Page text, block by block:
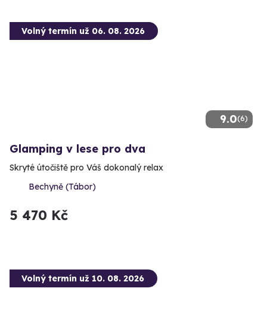
9.0(6)
Volný termín už 06. 08. 2026
Glamping v lese pro dva
Skryté útočiště pro Váš dokonalý relax
Bechyně (Tábor)
5 470 Kč
Volný termín už 10. 08. 2026